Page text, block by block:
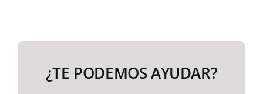
¿TE PODEMOS AYUDAR?